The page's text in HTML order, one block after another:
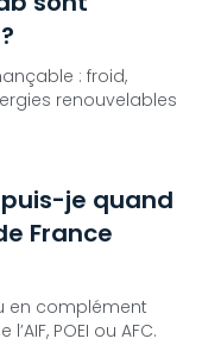
: froid,
renouvelables
puis-je quand
France
en complément
POEI ou AFC.